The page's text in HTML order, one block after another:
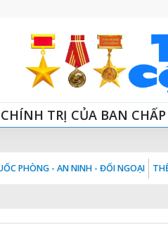
TRỊ CỦA BAN
PHÒNG - AN NINH - ĐỐI NGOẠI